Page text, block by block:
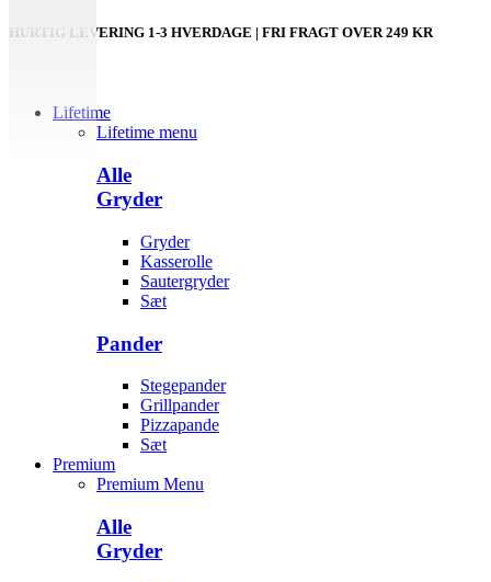
HURTIG LEVERING 1-3 HVERDAGE | FRI FRAGT OVER 249 KR
Lifetime
Lifetime menu
Alle
Gryder
Gryder
Kasserolle
Sautergryder
Sæt
Pander
Stegepander
Grillpander
Pizzapande
Sæt
Premium
Premium Menu
Alle
Gryder